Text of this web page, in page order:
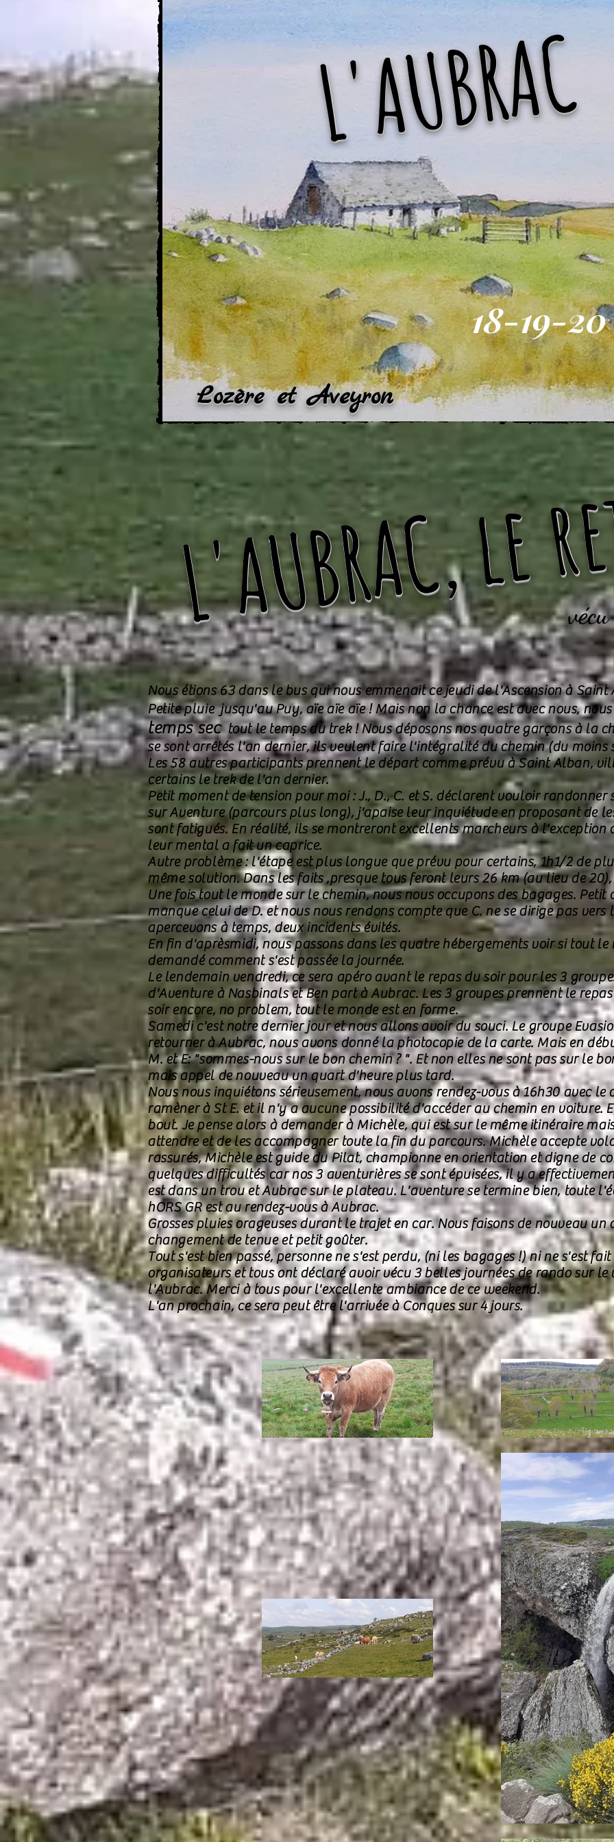
L'AUBRAC
18-19-
Lozère et Aveyron
L'AUBRAC, le
Nous étions 63 dans le bus qui nous emmenait ce jeudi de l'Ascension à
Petite pluie jusqu'au Puy, aïe aïe aïe ! Mais non la chance est avec nous,
temps sectout letemps dutrek ! Nous déposons nos quatre garçons à la
se sont arrêtés l'an dernier, ils veulent faire l'intégralité du chemin (du moins
Les 58 autres participants prennent le départ comme prévu à Saint Alban,
certains le trek de l'an dernier.
Petit moment de tension pour moi : J., D., C. et S. déclarent vouloir randonner
sur Aventure (parcours plus long), j'apaise leur inquiétude en proposant de
sont fatigués. En réalité, ils se montreront excellents marcheurs à l'exception
leur mental a fait un caprice.
Autre problème : l'étape est plus longue que prévu pour certains, 1h1/2 de
même solution. Dans les faits ,presque tous feront leurs 26 km (au lieu de
Une fois tout le monde sur le chemin, nous nous occupons des bagages. Petit
manque celui de D. et nous nous rendons compte que C. ne se dirige pas vers
apercevons à temps, deux incidents évités.
En fin d'aprèsmidi, nous passons dans les quatre hébergements voir si tout le
demandé comment s'est passée la journée.
Le lendemain vendredi, ce sera apéro avant le repas du soir pour les 3
d'Aventure à Nasbinals et Ben part à Aubrac. Les 3 groupes prennent le
soir encore, no problem, tout le monde est en forme.
Samedi c'est notre dernier jour et nous allons avoir du souci. Le groupe
retourner à Aubrac, nous avons donné la photocopie de la carte. Mais en
M. et E: "sommes-nous sur le bon chemin ? ". Et non elles ne sont pas sur le
mais appel de nouveau un quart d'heure plus tard.
Nous nous inquiétons sérieusement, nous avons rendez-vous à 16h30 avec le
ramèner à St E. et il n'y a aucune possibilité d'accéder au chemin en voiture.
bout. Je pense alors à demander à Michèle, qui est sur le même itinéraire
attendre et de les accompagner toute la fin du parcours. Michèle accepte
rassurés, Michèle est guide du Pilat, championne en orientation et digne de
quelques difficultés car nos 3 aventurières se sont épuisées, il y a
est dans un trou et Aubrac sur le plateau. L'aventure se termine bien, toute
hORS GR est au rendez-vous à Aubrac.
Grosses pluies orageuses durant le trajet en car. Nous faisons de nouveau
changement de tenue et petit goûter.
Tout s'est bien passé, personne ne s'est perdu, (ni les bagages !) ni ne s'est
organisateurs et tous ont déclaré avoir vécu 3 belles journées de rando sur
l'Aubrac. Merci à tous pour l'excellente ambiance de ce weekend.
L'an prochain, ce sera peut être l'arrivée à Conques sur 4 jours.